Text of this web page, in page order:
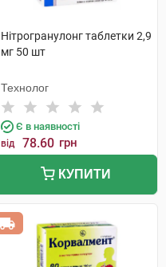
Нітрогранулонг таблетки 2,9
мг 50 шт
Технолог
Є в наявності
від 78.60 грн
КУПИТИ